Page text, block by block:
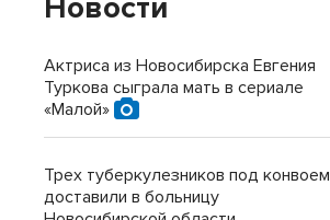
Новости
Актриса из Новосибирска Евгения
Туркова сыграла мать в сериале
«Малой»
Трех туберкулезников под конвоем
доставили в больницу